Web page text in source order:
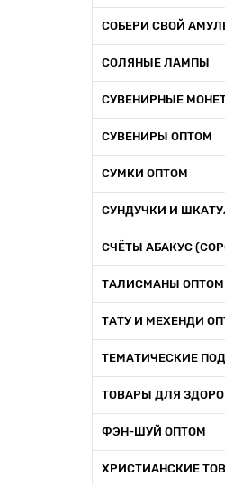
СОБЕРИ СВОЙ
СОЛЯНЫЕ ЛАМПЫ
СУВЕНИРНЫЕ
СУВЕНИРЫ ОПТОМ
СУМКИ ОПТОМ
СУНДУЧКИ И
СЧЁТЫ АБАКУС
ТАЛИСМАНЫ ОПТОМ
ТАТУ И МЕХЕНДИ
ТЕМАТИЧЕСКИЕ
ТОВАРЫ ДЛЯ
ФЭН-ШУЙ ОПТОМ
ХРИСТИАНСКИЕ